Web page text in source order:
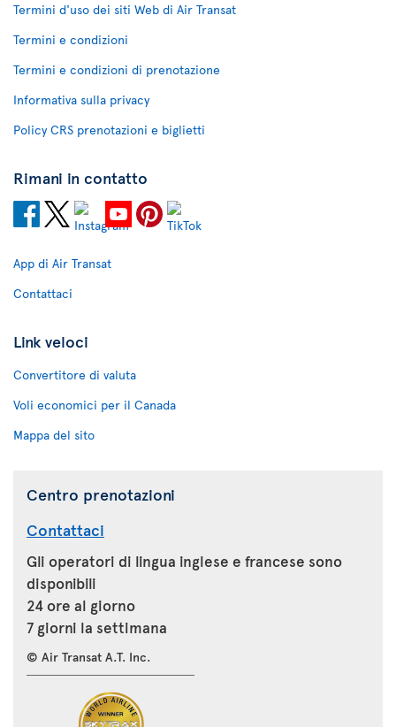
Termini d'uso dei siti Web di Air Transat
Termini e condizioni
Termini e condizioni di prenotazione
Informativa sulla privacy
Policy CRS prenotazioni e biglietti
Rimani in contatto
App di Air Transat
Contattaci
Link veloci
Convertitore di valuta
Voli economici per il Canada
Mappa del sito
Centro prenotazioni
Contattaci
Gli operatori di lingua inglese e francese sono
disponibili
24 ore al giorno
7 giorni la settimana
© Air Transat A.T. Inc.